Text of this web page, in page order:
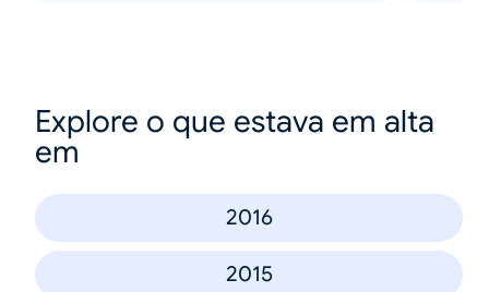
Explore o que estava em alta
em
2016
2015